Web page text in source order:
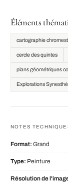
Éléments
cartographie
cercle des quintes
plans géométriques
Explorations
NOTES
Format: Grand
Type: Peinture
Résolution de